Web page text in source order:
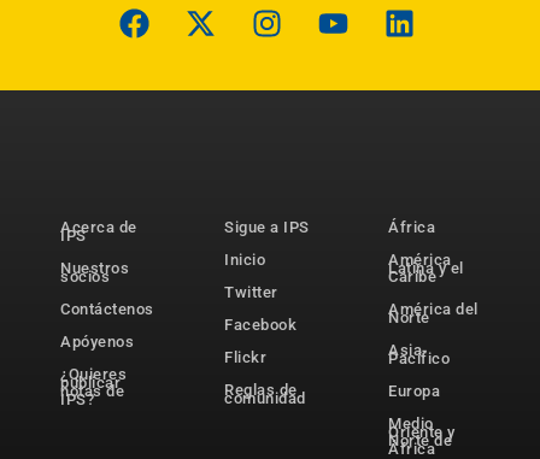
Acerca de
IPS
Nuestros
socios
Contáctenos
Apóyenos
¿Quieres
publicar
notas de
IPS?
Sigue a IPS
Inicio
Twitter
Facebook
Flickr
Reglas de
comunidad
África
América
Latina y el
Caribe
América del
Norte
Asia-
Pacífico
Europa
Medio
Oriente y
Norte de
África